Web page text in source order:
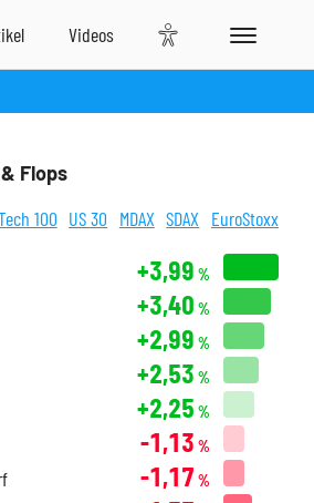
Flops
100 US 30 MDAX SDAX EuroStoxx
+3,99 %
+3,40 %
+2,99 %
+2,53 %
+2,25 %
-1,13 %
-1,17 %